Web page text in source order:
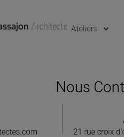
Ateliers
Nous
21 rue croix